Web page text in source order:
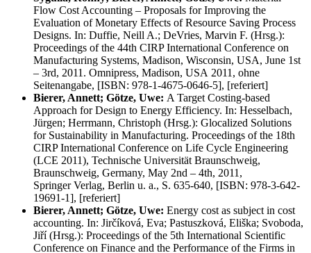
Flow Cost Accounting – Proposals for Improving the
Evaluation of Monetary Effects of Resource Saving Process
Designs. In: Duffie, Neill A.; DeVries, Marvin F. (Hrsg.):
Proceedings of the 44th CIRP International Conference on
Manufacturing Systems, Madison, Wisconsin, USA, June 1st
– 3rd, 2011. Omnipress, Madison, USA 2011, ohne
Seitenangabe, [ISBN: 978-1-4675-0646-5], [referiert]
Bierer, Annett; Götze, Uwe: A Target Costing-based
Approach for Design to Energy Efficiency. In: Hesselbach,
Jürgen; Herrmann, Christoph (Hrsg.): Glocalized Solutions
for Sustainability in Manufacturing. Proceedings of the 18th
CIRP International Conference on Life Cycle Engineering
(LCE 2011), Technische Universität Braunschweig,
Braunschweig, Germany, May 2nd – 4th, 2011,
Springer Verlag, Berlin u. a., S. 635-640, [ISBN: 978-3-642-
19691-1], [referiert]
Bierer, Annett; Götze, Uwe: Energy cost as subject in cost
accounting. In: Jirčíková, Eva; Pastuszková, Eliška; Svoboda,
Jiří (Hrsg.): Proceedings of the 5th International Scientific
Conference on Finance and the Performance of the Firms in